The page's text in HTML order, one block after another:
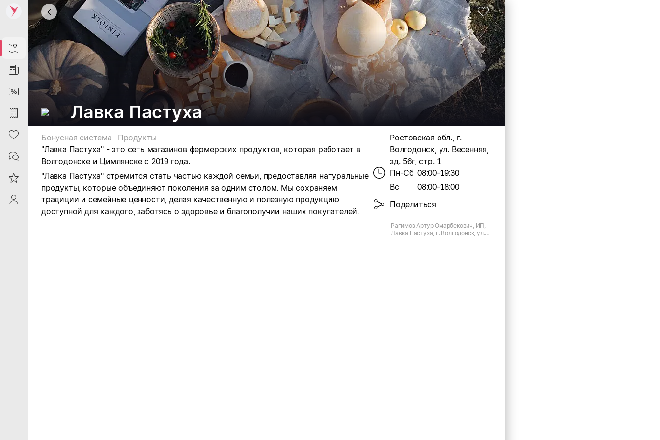
Map
News
DiscountCard
Purchases
Heart
Contacts
Reviews
ProfileSaby
Лавка Пастуха
Бонусная система
Продукты
"Лавка Пастуха" - это сеть магазинов фермерских продуктов, которая работает в
Волгодонске и Цимлянске с 2019 года.
"Лавка Пастуха" стремится стать частью каждой семьи, предоставляя натуральные
продукты, которые объединяют поколения за одним столом. Мы сохраняем
традиции и семейные ценности, делая качественную и полезную продукцию
доступной для каждого, заботясь о здоровье и благополучии наших покупателей.
Ростовская обл., г.
Волгодонск, ул. Весенняя,
зд. 56г, стр. 1
Пн-Сб 08:00-19:30
Вс
08:00-18:00
Поделиться
Рагимов Артур Омарбекович, ИП,
Лавка Пастуха, г. Волгодонск, ул.